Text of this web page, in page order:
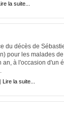
la suite...
du décès de
pour les malades
à l'occasion d'un
Lire la suite...